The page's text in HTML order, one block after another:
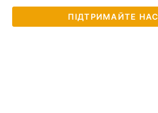
ПІДТРИМАЙТЕ НАС